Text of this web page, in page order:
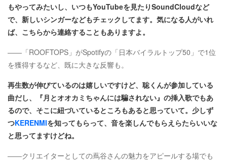
もやってみたいし、いつもYouTubeを見たりSoundCloudなど
で、新しいシンガーなどもチェックしてます。気になる人がいれ
ば、こちらから連絡することもありますよ。
――「ROOFTOPS」がSpotifyの「日本バイラルトップ50」で1位
を獲得するなど、既に大きな反響も。
再生数が伸びているのは嬉しいですけど、聡くんが参加している
曲だし、『月とオオカミちゃんには騙されない』の挿入歌でもあ
るので、そこに紐づいているところもあると思っていて。少しず
つKERENMIを知ってもらって、音を楽しんでもらえらたらいいな
と思ってますけどね。
――クリエイターとしての蔦谷さんの魅力をアピールする場でも